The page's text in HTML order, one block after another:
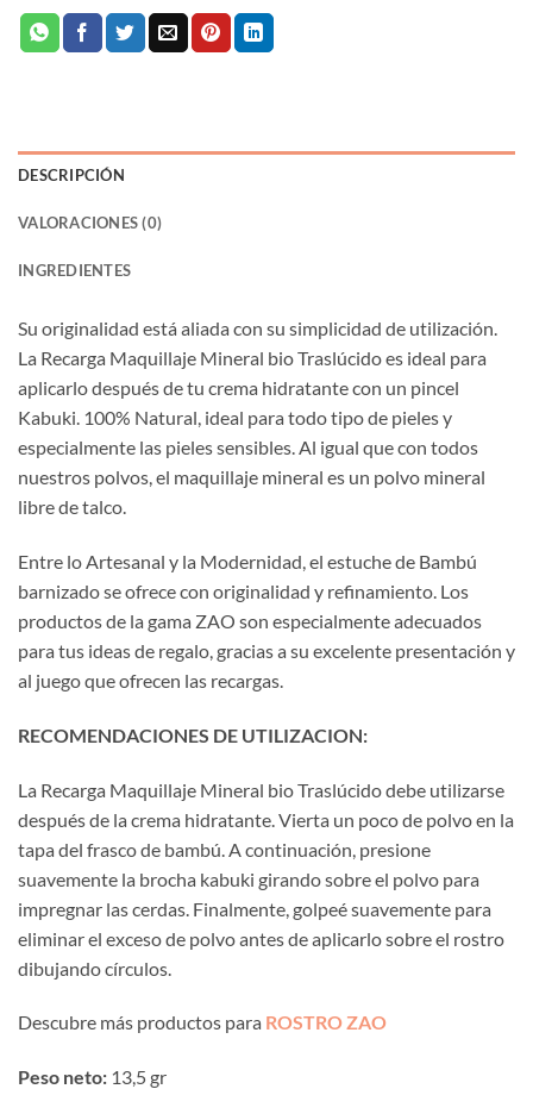
DESCRIPCIÓN
VALORACIONES (0)
INGREDIENTES
Su originalidad está aliada con su simplicidad de utilización.
La Recarga Maquillaje Mineral bio Traslúcido es ideal para
aplicarlo después de tu crema hidratante con un pincel
Kabuki. 100% Natural, ideal para todo tipo de pieles y
especialmente las pieles sensibles. Al igual que con todos
nuestros polvos, el maquillaje mineral es un polvo mineral
libre de talco.
Entre lo Artesanal y la Modernidad, el estuche de Bambú
barnizado se ofrece con originalidad y refinamiento. Los
productos de la gama ZAO son especialmente adecuados
para tus ideas de regalo, gracias a su excelente presentación y
al juego que ofrecen las recargas.
RECOMENDACIONES DE UTILIZACION:
La Recarga Maquillaje Mineral bio Traslúcido debe utilizarse
después de la crema hidratante. Vierta un poco de polvo en la
tapa del frasco de bambú. A continuación, presione
suavemente la brocha kabuki girando sobre el polvo para
impregnar las cerdas. Finalmente, golpeé suavemente para
eliminar el exceso de polvo antes de aplicarlo sobre el rostro
dibujando círculos.
Descubre más productos para ROSTRO ZAO
Peso neto: 13,5 gr